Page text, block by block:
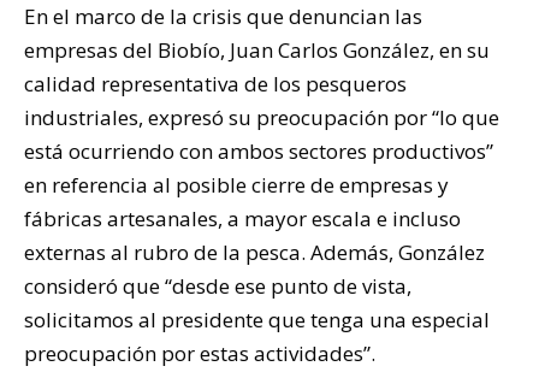
En el marco de la crisis que denuncian las
empresas del Biobío, Juan Carlos González, en su
calidad representativa de los pesqueros
industriales, expresó su preocupación por “lo que
está ocurriendo con ambos sectores productivos”
en referencia al posible cierre de empresas y
fábricas artesanales, a mayor escala e incluso
externas al rubro de la pesca. Además, González
consideró que “desde ese punto de vista,
solicitamos al presidente que tenga una especial
preocupación por estas actividades”.